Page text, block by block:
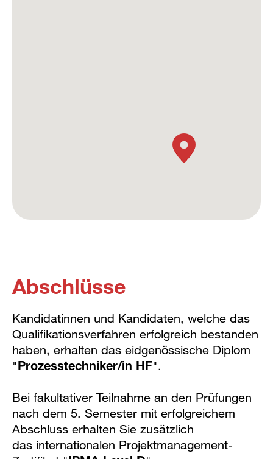
Abschlüsse
Kandidatinnen und Kandidaten, welche das
Qualifikationsverfahren erfolgreich bestanden
haben, erhalten das eidgenössische Diplom
"Prozesstechniker/in HF".
Bei fakultativer Teilnahme an den Prüfungen
nach dem 5. Semester mit erfolgreichem
Abschluss erhalten Sie zusätzlich
das internationalen Projektmanagement-